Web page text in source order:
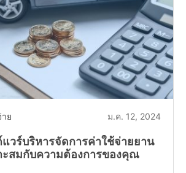
ย ม.ค. 12, 2024
วร์บริหารจัดการค่าใช้จ่ายยาน
ะสมกับความต้องการของคุณ